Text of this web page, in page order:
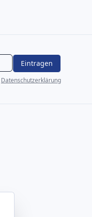
Eintragen
Datenschutzerklärung